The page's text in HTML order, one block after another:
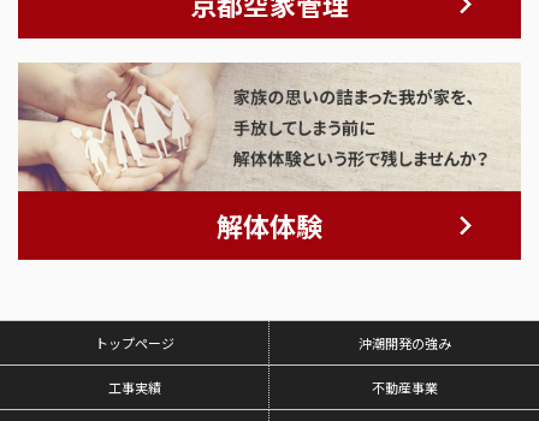
解体体験
トップページ 沖潮開発の強み
工事実績 不動産事業